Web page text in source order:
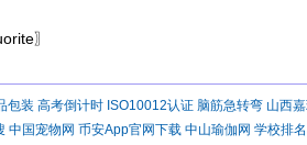
〗
包装 高考倒计时 ISO10012认证 脑筋急转弯 山西
中国宠物网 币安App官网下载 中山瑜伽网 学校排名